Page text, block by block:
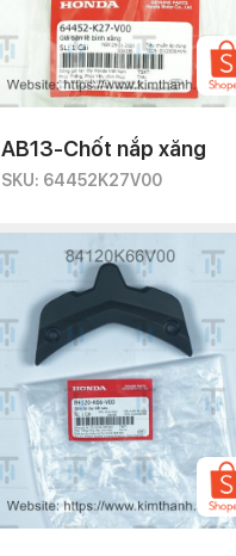
AB13-Chốt nắp xăng
SKU: 64452K27V00